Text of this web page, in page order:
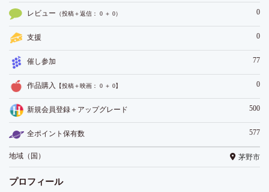
レビュー （投稿＋返信： 0 ＋ 0） 0
支援 0
催し参加 77
作品購入 【投稿＋映画： 0 ＋ 0】 0
新規会員登録＋アップグレード 500
全ポイント保有数 577
地域（国） 茅野市
プロフィール